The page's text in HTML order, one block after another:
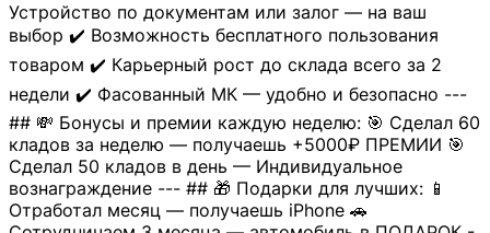
Устройство по документам или залог — на ваш
выбор ✔️ Возможность бесплатного пользования
товаром ✔️ Карьерный рост до склада всего за 2
недели ✔️ Фасованный МК — удобно и безопасно ---
## 💸 Бонусы и премии каждую неделю: 🎯 Сделал 60
кладов за неделю — получаешь +5000₽ ПРЕМИИ 🎯
Сделал 50 кладов в день — Индивидуальное
вознаграждение --- ## 🎁 Подарки для лучших: 📱
Отработал месяц — получаешь iPhone 🚗